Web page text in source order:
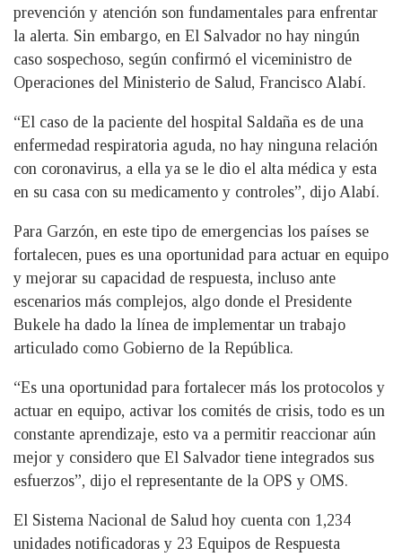
prevención y atención son fundamentales para enfrentar
la alerta. Sin embargo, en El Salvador no hay ningún
caso sospechoso, según confirmó el viceministro de
Operaciones del Ministerio de Salud, Francisco Alabí.
“El caso de la paciente del hospital Saldaña es de una
enfermedad respiratoria aguda, no hay ninguna relación
con coronavirus, a ella ya se le dio el alta médica y esta
en su casa con su medicamento y controles”, dijo Alabí.
Para Garzón, en este tipo de emergencias los países se
fortalecen, pues es una oportunidad para actuar en equipo
y mejorar su capacidad de respuesta, incluso ante
escenarios más complejos, algo donde el Presidente
Bukele ha dado la línea de implementar un trabajo
articulado como Gobierno de la República.
“Es una oportunidad para fortalecer más los protocolos y
actuar en equipo, activar los comités de crisis, todo es un
constante aprendizaje, esto va a permitir reaccionar aún
mejor y considero que El Salvador tiene integrados sus
esfuerzos”, dijo el representante de la OPS y OMS.
El Sistema Nacional de Salud hoy cuenta con 1,234
unidades notificadoras y 23 Equipos de Respuesta